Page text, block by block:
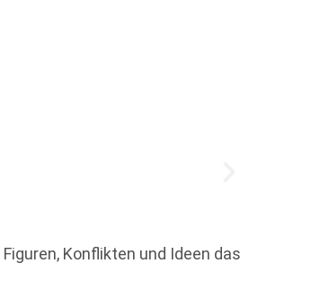
Konflikten und Ideen das